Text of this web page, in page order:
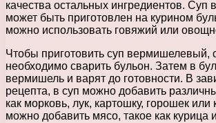
качества остальных ингредиентов.
может быть приготовлен на курином
можно использовать говяжий или
Чтобы приготовить суп вермишелевый,
необходимо сварить бульон. Затем в
вермишель и варят до готовности. В
рецепта, в суп можно добавить
как морковь, лук, картошку, горошек или
можно добавить мясо, такое как курица